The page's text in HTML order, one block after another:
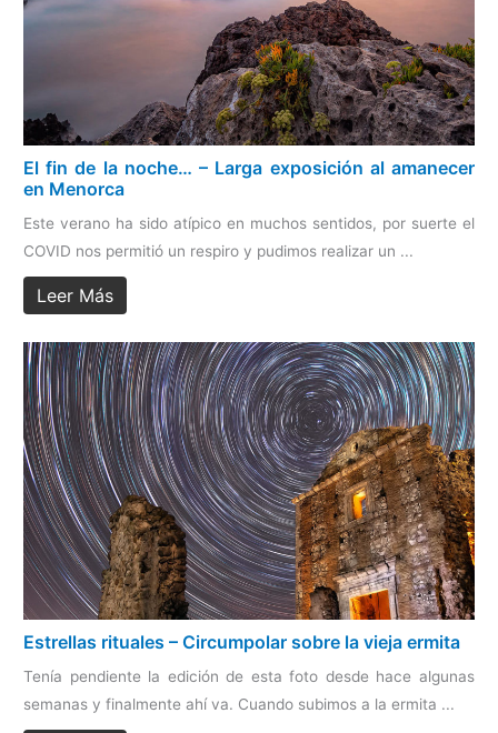
El fin de la noche… – Larga exposición al amanecer
en Menorca
Este verano ha sido atípico en muchos sentidos, por suerte el
COVID nos permitió un respiro y pudimos realizar un ...
Leer Más
Estrellas rituales – Circumpolar sobre la vieja ermita
Tenía pendiente la edición de esta foto desde hace algunas
semanas y finalmente ahí va. Cuando subimos a la ermita ...